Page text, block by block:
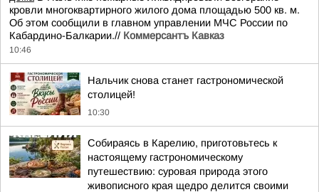
кровли многоквартирного жилого дома площадью 500 кв. м.
Об этом сообщили в главном управлении МЧС России по
Кабардино-Балкарии.// Коммерсантъ Кавказ
10:46
Нальчик снова станет гастрономической
столицей!
10:30
Собираясь в Карелию, приготовьтесь к
настоящему гастрономическому
путешествию: суровая природа этого
живописного края щедро делится своими